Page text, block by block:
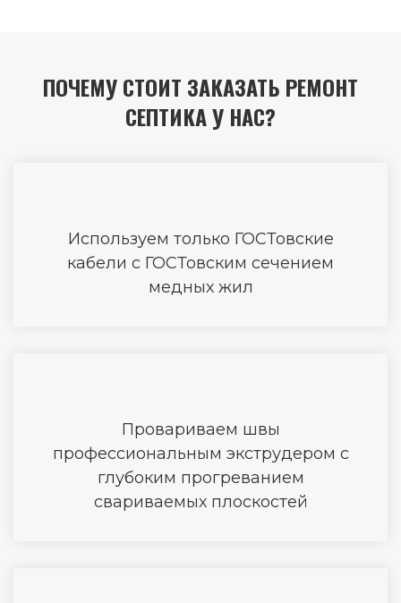
ПОЧЕМУ СТОИТ ЗАКАЗАТЬ РЕМОНТ
СЕПТИКА У НАС?
Используем только ГОСТовские
кабели с ГОСТовским сечением
медных жил
Провариваем швы
профессиональным экструдером с
глубоким прогреванием
свариваемых плоскостей